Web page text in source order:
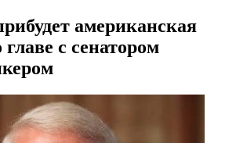
американская
главе с сенатором